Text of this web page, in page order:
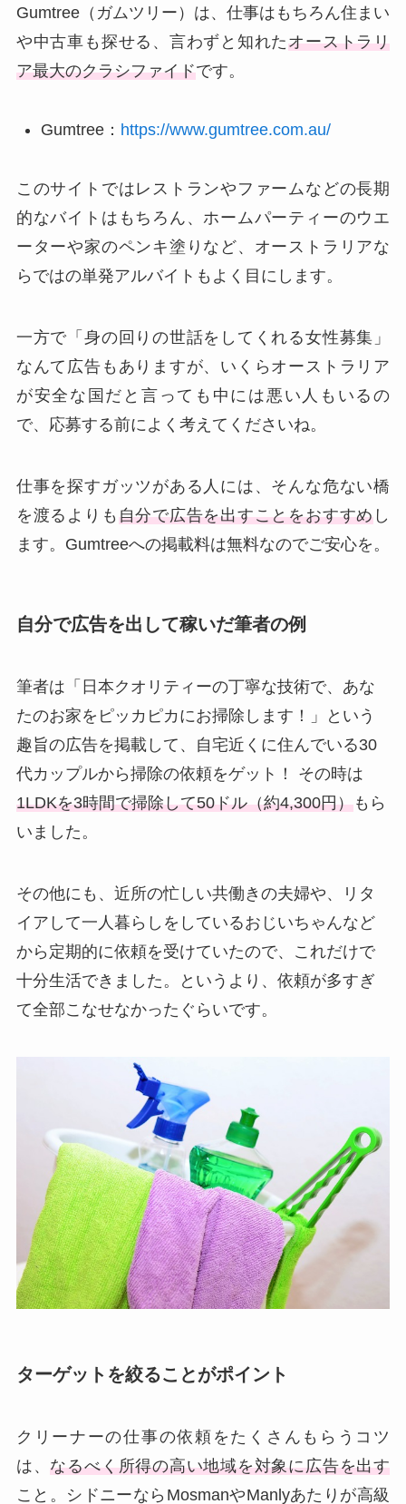
Gumtree（ガムツリー）は、仕事はもちろん住まい
や中古車も探せる、言わずと知れたオーストラリ
ア最大のクラシファイドです。
Gumtree： https://www.gumtree.com.au/
このサイトではレストランやファームなどの長期
的なバイトはもちろん、ホームパーティーのウエ
ーターや家のペンキ塗りなど、オーストラリアな
らではの単発アルバイトもよく目にします。
一方で「身の回りの世話をしてくれる女性募集」
なんて広告もありますが、いくらオーストラリア
が安全な国だと言っても中には悪い人もいるの
で、応募する前によく考えてくださいね。
仕事を探すガッツがある人には、そんな危ない橋
を渡るよりも 自分で広告を出すことをおすすめ し
ます。Gumtreeへの掲載料は無料なのでご安心を。
自分で広告を出して稼いだ筆者の例
筆者は「日本クオリティーの丁寧な技術で、あな
たのお家をピッカピカにお掃除します！」という
趣旨の広告を掲載して、自宅近くに住んでいる30
代カップルから掃除の依頼をゲット！ その時は
1LDKを3時間で掃除して50ドル（約4,300円）もら
いました。
その他にも、近所の忙しい共働きの夫婦や、リタ
イアして一人暮らしをしているおじいちゃんなど
から定期的に依頼を受けていたので、これだけで
十分生活できました。というより、依頼が多すぎ
て全部こなせなかったぐらいです。
ターゲットを絞ることがポイント
クリーナーの仕事の依頼をたくさんもらうコツ
は、なるべく所得の高い地域を対象に広告を出す
こと。シドニーならMosmanやManlyあたりが高級